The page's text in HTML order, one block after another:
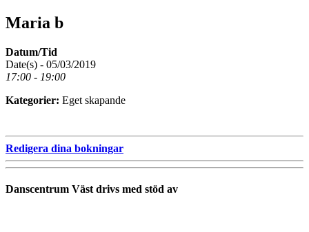
Maria b
Datum/Tid
Date(s) - 05/03/2019
17:00 - 19:00
Kategorier: Eget skapande
Redigera dina bokningar
Danscentrum Väst drivs med stöd av